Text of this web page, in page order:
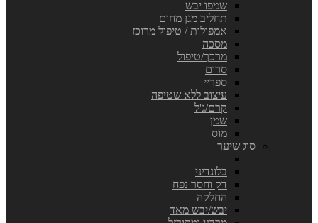
שמפו יבש
תחליב מגן מחום
אמפולות / טיפול מרוכז
מסכה
מרכך/טיפול
סרום
ספריי
עיצוב ללא שטיפה
קרם/ג'ל
שמן
מוס
סוג שיער
בלונדיני
דק וחסר נפח
החלקה
יבש/יבש מאד